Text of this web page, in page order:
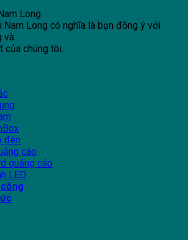
Long
Long có nghĩa là bạn đồng ý với
và
của chúng tôi.
đèn
cáo
quảng cáo
LED